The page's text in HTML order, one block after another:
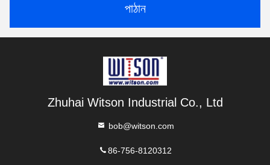
পাঠান
Zhuhai Witson Industrial Co., Ltd
bob@witson.com
86-756-8120312